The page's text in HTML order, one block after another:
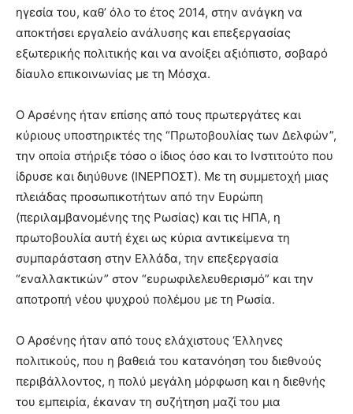
ηγεσία του, καθ’ όλο το έτος 2014, στην ανάγκη να
αποκτήσει εργαλείο ανάλυσης και επεξεργασίας
εξωτερικής πολιτικής και να ανοίξει αξιόπιστο, σοβαρό
δίαυλο επικοινωνίας με τη Μόσχα.
Ο Αρσένης ήταν επίσης από τους πρωτεργάτες και
κύριους υποστηρικτές της “Πρωτοβουλίας των Δελφών”,
την οποία στήριξε τόσο ο ίδιος όσο και το Ινστιτούτο που
ίδρυσε και διηύθυνε (ΙΝΕΡΠΟΣΤ). Με τη συμμετοχή μιας
πλειάδας προσωπικοτήτων από την Ευρώπη
(περιλαμβανομένης της Ρωσίας) και τις ΗΠΑ, η
πρωτοβουλία αυτή έχει ως κύρια αντικείμενα τη
συμπαράσταση στην Ελλάδα, την επεξεργασία
“εναλλακτικών” στον “ευρωφιλελευθερισμό” και την
αποτροπή νέου ψυχρού πολέμου με τη Ρωσία.
Ο Αρσένης ήταν από τους ελάχιστους ‘Ελληνες
πολιτικούς, που η βαθειά του κατανόηση του διεθνούς
περιβάλλοντος, η πολύ μεγάλη μόρφωση και η διεθνής
του εμπειρία, έκαναν τη συζήτηση μαζί του μια